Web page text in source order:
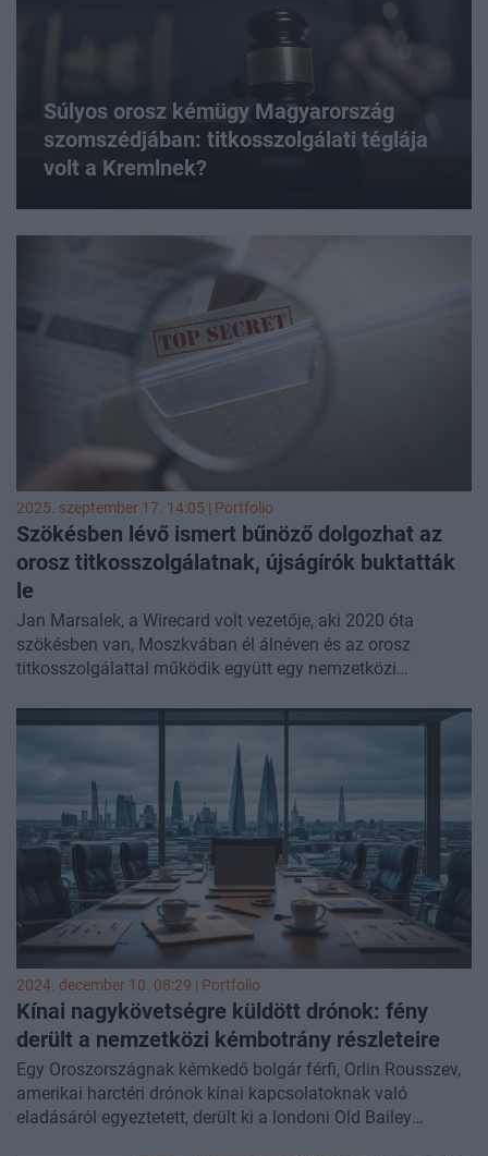
Súlyos orosz kémügy Magyarország
szomszédjában: titkosszolgálati téglája
volt a Kremlnek?
2025. szeptember 17. 14:05 | Portfolio
Szökésben lévő ismert bűnöző dolgozhat az
orosz titkosszolgálatnak, újságírók buktatták
le
Jan Marsalek, a Wirecard volt vezetője, aki 2020 óta
szökésben van, Moszkvában él álnéven és az orosz
titkosszolgálattal működik együtt egy nemzetközi
2024. december 10. 08:29 | Portfolio
Kínai nagykövetségre küldött drónok: fény
derült a nemzetközi kémbotrány részleteire
Egy Oroszországnak kémkedő bolgár férfi, Orlin Rousszev,
amerikai harctéri drónok kínai kapcsolatoknak való
eladásáról egyeztetett, derült ki a londoni Old Bailey